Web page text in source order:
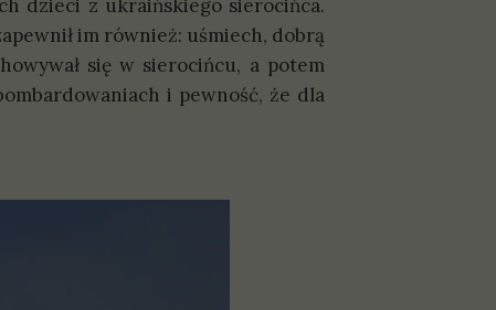
dzieci z ukraińskiego sierocińca.
im również: uśmiech, dobrą
się w sierocińcu, a potem
i pewność, że dla